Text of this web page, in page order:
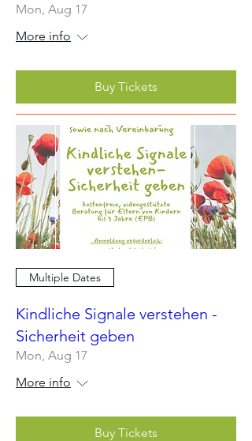
Mon, Aug 17
More info
Buy Tickets
Multiple Dates
Kindliche Signale verstehen -
Sicherheit geben
Mon, Aug 17
More info
Buy Tickets